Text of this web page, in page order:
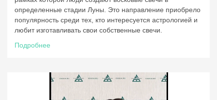
определенные стадии Луны. Это направление приобрело
популярность среди тех, кто интересуется астрологией и
любит изготавливать свои собственные свечи.
Подробнее